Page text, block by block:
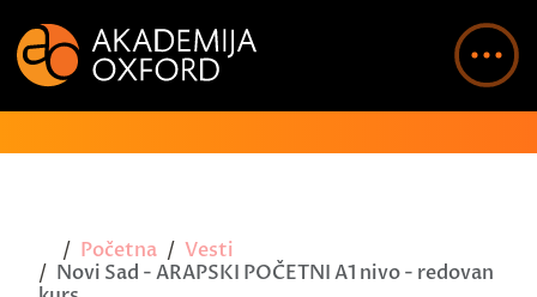
Početna
Vesti
Novi Sad - ARAPSKI POČETNI A1 nivo - redovan